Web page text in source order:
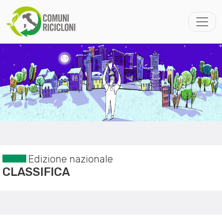
Edizione nazionale
CLASSIFICA